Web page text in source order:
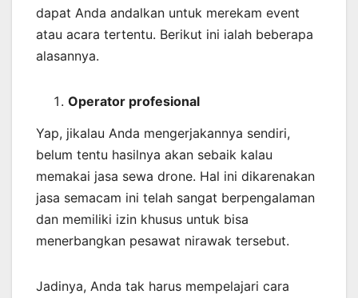
dapat Anda andalkan untuk merekam event
atau acara tertentu. Berikut ini ialah beberapa
alasannya.
Operator profesional
Yap, jikalau Anda mengerjakannya sendiri,
belum tentu hasilnya akan sebaik kalau
memakai jasa sewa drone. Hal ini dikarenakan
jasa semacam ini telah sangat berpengalaman
dan memiliki izin khusus untuk bisa
menerbangkan pesawat nirawak tersebut.
Jadinya, Anda tak harus mempelajari cara